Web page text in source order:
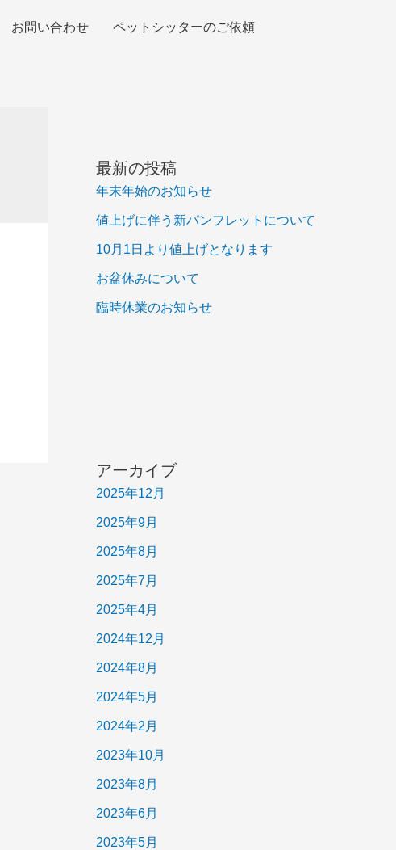
お問い合わせ ペットシッターのご依頼
最新の投稿
年末年始のお知らせ
値上げに伴う新パンフレットについて
10月1日より値上げとなります
お盆休みについて
臨時休業のお知らせ
アーカイブ
2025年12月
2025年9月
2025年8月
2025年7月
2025年4月
2024年12月
2024年8月
2024年5月
2024年2月
2023年10月
2023年8月
2023年6月
2023年5月